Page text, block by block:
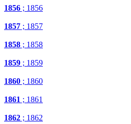
1856 ; 1856
1857 ; 1857
1858 ; 1858
1859 ; 1859
1860 ; 1860
1861 ; 1861
1862 ; 1862